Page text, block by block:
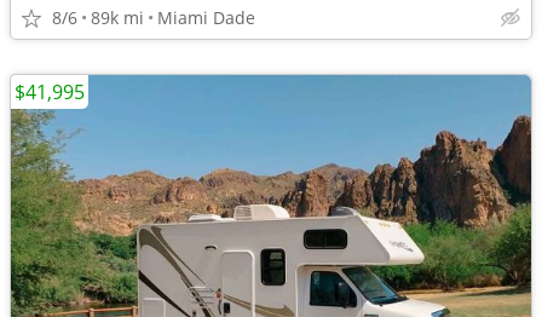
8/6 89k mi Miami Dade
$41,995